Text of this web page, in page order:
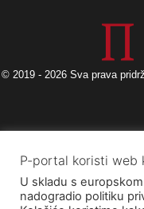
© 2019 - 2026 Sva prava
Izneseni stavovi i
službena stajališta
Agencije za elektroničke
unija i Europska
P-portal koristi web
U skladu s
nadogradio politiku